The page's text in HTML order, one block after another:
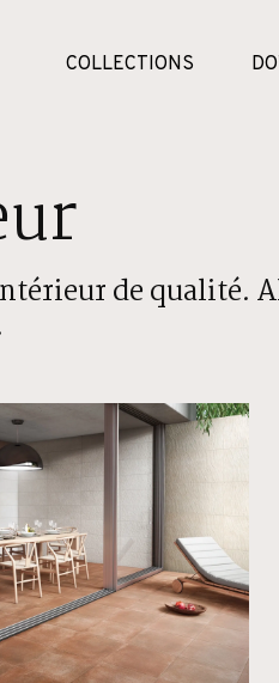
COLLECTIONS
de qualité.